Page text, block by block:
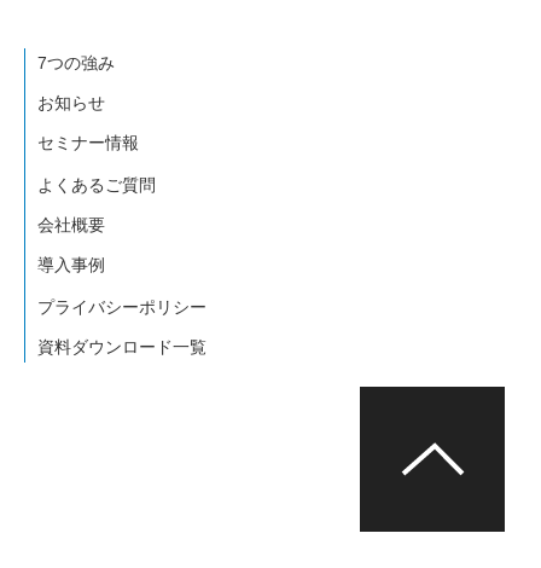
7つの強み
お知らせ
セミナー情報
よくあるご質問
会社概要
導入事例
プライバシーポリシー
資料ダウンロード一覧